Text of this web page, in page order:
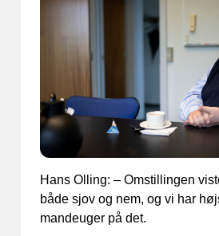
Hans Olling: – Omstillingen
både sjov og nem, og vi har
mandeuger på det.